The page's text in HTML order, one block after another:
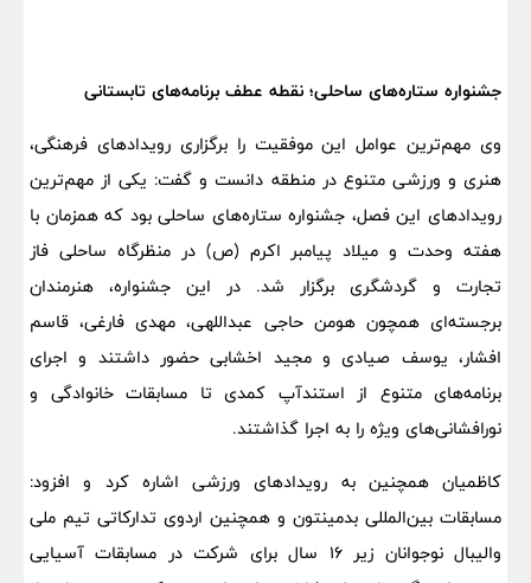
جشنواره ستاره‌های ساحلی؛ نقطه‌ عطف برنامه‌های تابستانی
وی مهم‌ترین عوامل این موفقیت را برگزاری رویدادهای فرهنگی،
هنری و ورزشی متنوع در منطقه دانست و گفت: یکی از مهم‌ترین
رویدادهای این فصل، جشنواره ستاره‌های ساحلی بود که همزمان با
هفته وحدت و میلاد پیامبر اکرم (ص) در منظرگاه ساحلی فاز
تجارت و گردشگری برگزار شد. در این جشنواره، هنرمندان
برجسته‌ای همچون هومن حاجی عبداللهی، مهدی فارغی، قاسم
افشار، یوسف صیادی و مجید اخشابی حضور داشتند و اجرای
برنامه‌های متنوع از استندآپ کمدی تا مسابقات خانوادگی و
نورافشانی‌های ویژه را به اجرا گذاشتند.
کاظمیان همچنین به رویدادهای ورزشی اشاره کرد و افزود:
مسابقات بین‌المللی بدمینتون و همچنین اردوی تدارکاتی تیم ملی
والیبال نوجوانان زیر 16 سال برای شرکت در مسابقات آسیایی